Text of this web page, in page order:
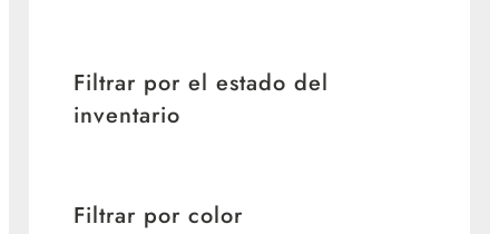
Filtrar por el estado del
inventario
Filtrar por color